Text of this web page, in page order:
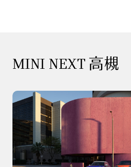
MINI NEXT 高槻